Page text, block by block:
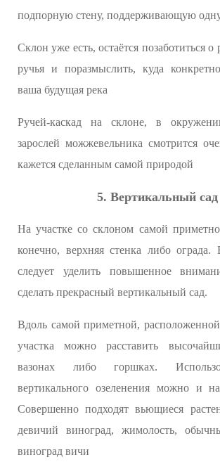
подпорную стену, поддерживающую одну
Склон уже есть, остаётся позаботиться о
ручья и поразмыслить, куда
ваша будущая река
Ручей-каскад на склоне, в
зарослей можжевельника смотрится
кажется сделанным самой природой
5. Вертикальный сад
На участке со склоном самой
конечно, верхняя стенка либо
следует уделить повышенное
сделать прекрасный вертикальный сад.
Вдоль самой приметной, расположенной
участка можно расставить
вазонах либо горшках.
вертикального озеленения можно и
Совершенно подходят вьющиеся
девичий виноград, жимолость,
виноград вичи